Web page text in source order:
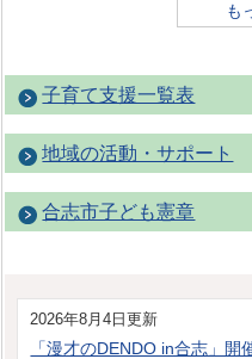
も
子育て支援一覧表
地域の活動・サポート
合志市子ども憲章
2026年8月4日更新
「漫才のDENDO in合志」